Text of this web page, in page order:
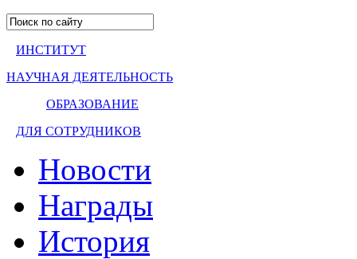
ИНСТИТУТ
НАУЧНАЯ ДЕЯТЕЛЬНОСТЬ
ОБРАЗОВАНИЕ
ДЛЯ СОТРУДНИКОВ
Новости
Награды
История